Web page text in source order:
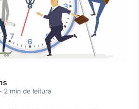
- 2 min de leitura